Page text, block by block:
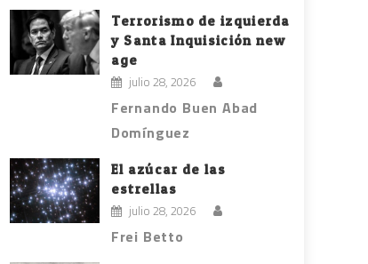
Terrorismo de izquierda
y Santa Inquisición new
age
julio 28, 2026
Fernando Buen Abad
Domínguez
El azúcar de las
estrellas
julio 28, 2026
Frei Betto